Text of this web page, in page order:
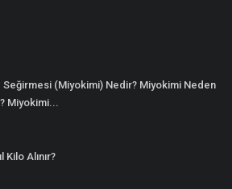
Seğirmesi (Miyokimi) Nedir? Miyokimi Neden
Miyokimi...
Kilo Alınır?